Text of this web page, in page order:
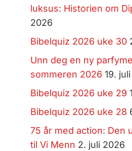
luksus: Historien om
2026
Bibelquiz 2026 uke 30
Unn deg en ny
sommeren 2026 19.
Bibelquiz 2026 uke 29
Bibelquiz 2026 uke 28
75 år med action: Den
til Vi Menn 2. juli 2026